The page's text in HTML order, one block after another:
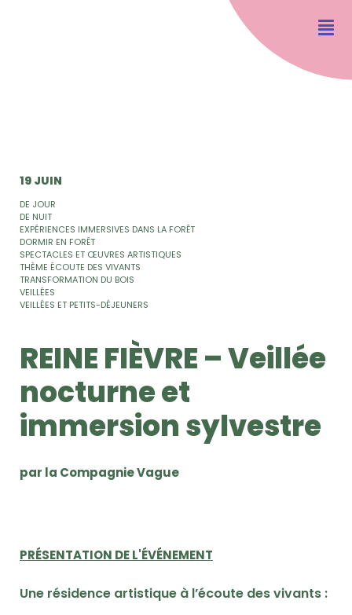
19 JUIN
DE JOUR
DE NUIT
EXPÉRIENCES IMMERSIVES DANS LA FORÊT
DORMIR EN FORÊT
SPECTACLES ET ŒUVRES ARTISTIQUES
THÈME ÉCOUTE DES VIVANTS
TRANSFORMATION DU BOIS
VEILLÉES
VEILLÉES ET PETITS-DÉJEUNERS
REINE FIÈVRE – Veillée
nocturne et
immersion sylvestre
par la Compagnie Vague
PRÉSENTATION DE L'ÉVÉNEMENT
Une résidence artistique à l’écoute des vivants :